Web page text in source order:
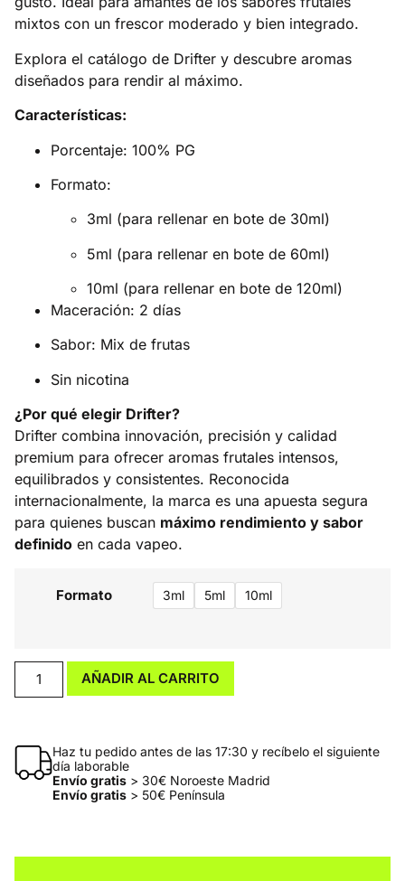
mixtos con un frescor moderado y bien integrado.
Explora el catálogo de Drifter y descubre aromas
diseñados para rendir al máximo.
Características:
Porcentaje: 100% PG
Formato:
3ml (para rellenar en bote de 30ml)
5ml (para rellenar en bote de 60ml)
10ml (para rellenar en bote de 120ml)
Maceración: 2 días
Sabor: Mix de frutas
Sin nicotina
¿Por qué elegir Drifter?
Drifter combina innovación, precisión y calidad
premium para ofrecer aromas frutales intensos,
equilibrados y consistentes. Reconocida
internacionalmente, la marca es una apuesta segura
para quienes buscan máximo rendimiento y sabor
definido en cada vapeo.
Formato 3ml 5ml 10ml
AÑADIR AL CARRITO
Haz tu pedido antes de las 17:30 y recíbelo el siguiente
día laborable
Envío gratis> 30€ Noroeste Madrid
Envío gratis> 50€ Península